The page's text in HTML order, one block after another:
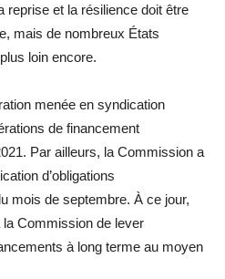
reprise et la résilience doit être
mais de nombreux États
loin encore.
menée en syndication
de financement
Par ailleurs, la Commission a
d’obligations
mois de septembre. À ce jour,
Commission de lever
à long terme au moyen